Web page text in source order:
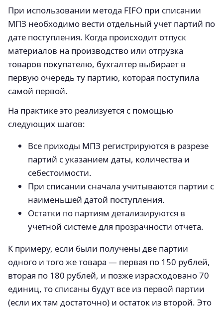
При использовании метода FIFO при списании
МПЗ необходимо вести отдельный учет партий по
дате поступления. Когда происходит отпуск
материалов на производство или отгрузка
товаров покупателю, бухгалтер выбирает в
первую очередь ту партию, которая поступила
самой первой.
На практике это реализуется с помощью
следующих шагов:
Все приходы МПЗ регистрируются в разрезе
партий с указанием даты, количества и
себестоимости.
При списании сначала учитываются партии с
наименьшей датой поступления.
Остатки по партиям детализируются в
учетной системе для прозрачности отчета.
К примеру, если были получены две партии
одного и того же товара — первая по 150 рублей,
вторая по 180 рублей, и позже израсходовано 70
единиц, то списаны будут все из первой партии
(если их там достаточно) и остаток из второй. Это